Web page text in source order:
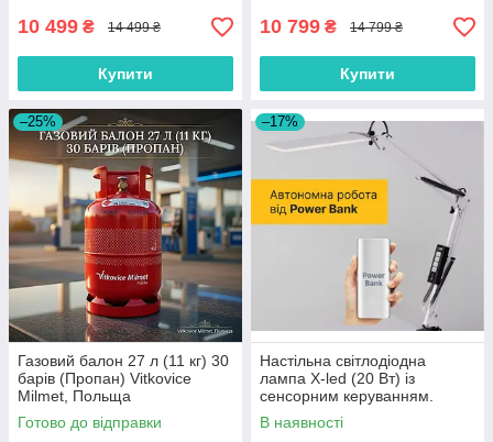
10 499 ₴ 14 499 ₴
Купити
10 799 ₴ 14 799 ₴
Купити
–25%
Газовий балон 27 л (11 кг) 30
барів (Пропан) Vitkovice
Milmet, Польща
Готово до відправки
–17%
Настільна світлодіодна
лампа X-led (20 Вт) із
сенсорним керуванням.
Роботи від мережи і від
«Power Bank» (біла).
В наявності